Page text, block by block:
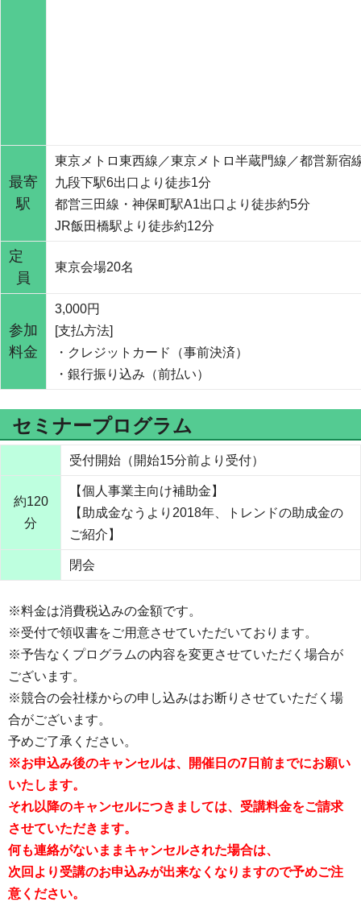
最寄
駅
東京メトロ東西線／東京メトロ半蔵門線／都営新宿
九段下駅6出口より徒歩1分
都営三田線・神保町駅A1出口より徒歩約5分
JR飯田橋駅より徒歩約12分
定
員
東京会場20名
参加
料金
3,000円
[支払方法]
・クレジットカード（事前決済）
・銀行振り込み（前払い）
セミナープログラム
受付開始（開始15分前より受付）
約120
分
【個人事業主向け補助金】
【助成金なうより2018年、トレンドの助成金の
ご紹介】
閉会
※料金は消費税込みの金額です。
※受付で領収書をご用意させていただいております。
※予告なくプログラムの内容を変更させていただく場合が
ございます。
※競合の会社様からの申し込みはお断りさせていただく場
合がございます。
予めご了承ください。
※お申込み後のキャンセルは、開催日の7日前までにお願い
いたします。
それ以降のキャンセルにつきましては、受講料金をご請求
させていただきます。
何も連絡がないままキャンセルされた場合は、
次回より受講のお申込みが出来なくなりますので予めご注
意ください。